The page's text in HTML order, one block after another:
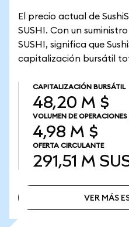
El precio actual de
SUSHI. Con un
SUSHI, significa que
capitalización bursátil
CAPITALIZACIÓN BURSÁTIL
48,20 M $
VOLUMEN DE OPERACIONES
4,98 M $
OFERTA CIRCULANTE
291,51 M
VER MÁS